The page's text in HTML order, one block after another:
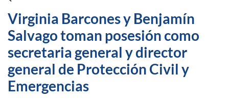
Virginia Barcones y Benjamín
Salvago toman posesión como
secretaria general y director
general de Protección Civil y
Emergencias